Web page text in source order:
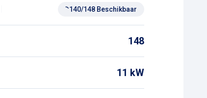
140/148 Beschikbaar
148
11 kW